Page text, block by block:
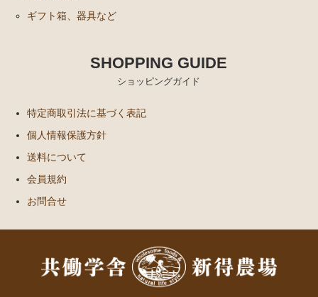
ギフト箱、器具など
SHOPPING GUIDE
ショッピングガイド
特定商取引法に基づく表記
個人情報保護方針
送料について
会員規約
お問合せ